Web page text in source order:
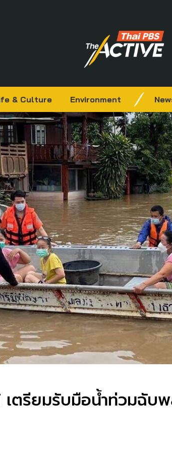
& Culture Environment
ตรียมรับมือน้ำท่วมฉับ